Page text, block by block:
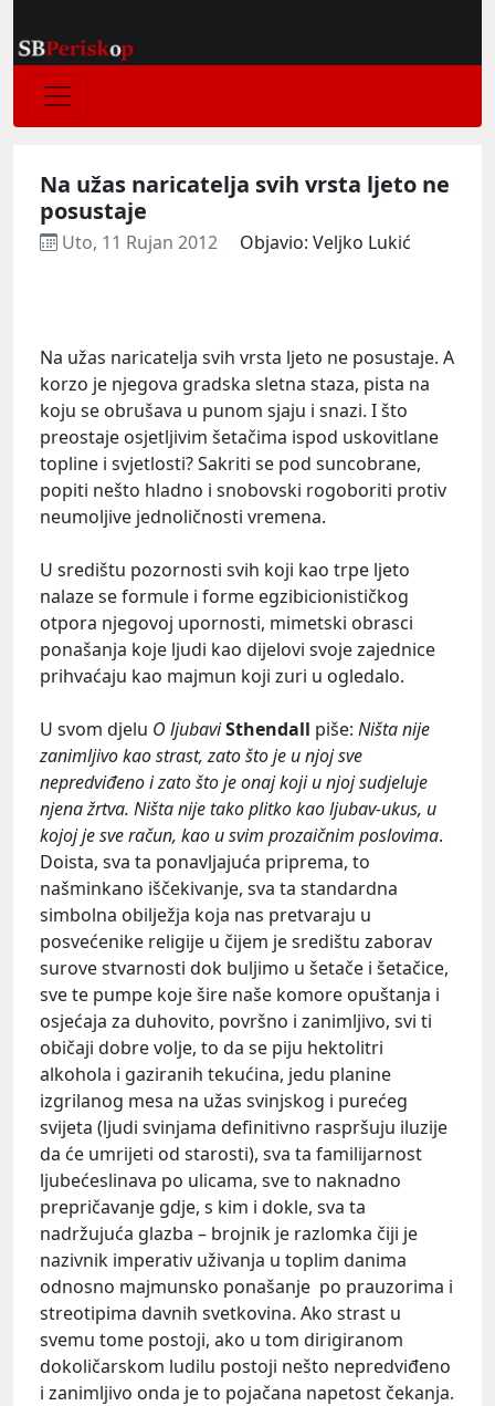
Na užas naricatelja svih vrsta ljeto ne
posustaje
Uto, 11 Rujan 2012 Objavio: Veljko Lukić
Na užas naricatelja svih vrsta ljeto ne posustaje. A
korzo je njegova gradska sletna staza, pista na
koju se obrušava u punom sjaju i snazi. I što
preostaje osjetljivim šetačima ispod uskovitlane
topline i svjetlosti? Sakriti se pod suncobrane,
popiti nešto hladno i snobovski rogoboriti protiv
neumoljive jednoličnosti vremena.
U središtu pozornosti svih koji kao trpe ljeto
nalaze se formule i forme egzibicionističkog
otpora njegovoj upornosti, mimetski obrasci
ponašanja koje ljudi kao dijelovi svoje zajednice
prihvaćaju kao majmun koji zuri u ogledalo.
U svom djelu O ljubaviSthendall piše: Ništa nije
zanimljivo kao strast, zato što je u njoj sve
nepredviđeno i zato što je onaj koji u njoj sudjeluje
njena žrtva. Ništa nije tako plitko kao ljubav-ukus, u
kojoj je sve račun, kao u svim prozaičnim poslovima.
Doista, sva ta ponavljajuća priprema, to
našminkano iščekivanje, sva ta standardna
simbolna obilježja koja nas pretvaraju u
posvećenike religije u čijem je središtu zaborav
surove stvarnosti dok buljimo u šetače i šetačice,
sve te pumpe koje šire naše komore opuštanja i
osjećaja za duhovito, površno i zanimljivo, svi ti
običaji dobre volje, to da se piju hektolitri
alkohola i gaziranih tekućina, jedu planine
izgrilanog mesa na užas svinjskog i purećeg
svijeta (ljudi svinjama definitivno raspršuju iluzije
da će umrijeti od starosti), sva ta familijarnost
ljubećeslinava po ulicama, sve to naknadno
prepričavanje gdje, s kim i dokle, sva ta
nadržujuća glazba – brojnik je razlomka čiji je
nazivnik imperativ uživanja u toplim danima
odnosno majmunsko ponašanje po prauzorima i
streotipima davnih svetkovina. Ako strast u
svemu tome postoji, ako u tom dirigiranom
dokoličarskom ludilu postoji nešto nepredviđeno
i zanimljivo onda je to pojačana napetost čekanja.